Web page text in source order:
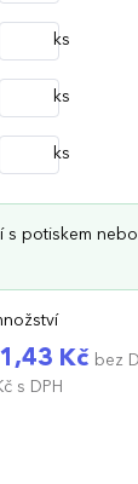
ks
ks
ks
s potiskem
Kč bez
s DPH